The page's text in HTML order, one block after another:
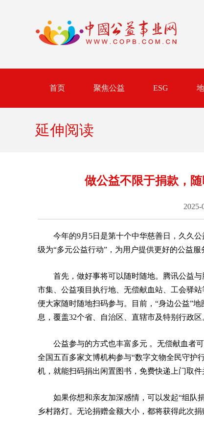
首页 聚焦公益 ESG
延伸阅读
做公益不限于捐款，
2025-
今年的9月5日是第十个中华慈善日，久久
级为“多元公益行动”，为用户提供更好的公益服
首先，做好事将可以随时随地。腾讯公益
市集、公益项目执行地、无偿献血站、工会驿
便大家随时随地扫码参与。目前，“身边公益”
息，覆盖32个省、自治区、直辖市及特别行政区
公益参与的方式也丰富多元 。无偿献血者
全国五百多家文博机构参与“数字文物全民守护
机，就能扫码捐出闲置图书，免费快递上门取件
如果你想和亲友加深感情，可以发起“组队
乡村路灯。无论捐赠金额大小，都将获得此次